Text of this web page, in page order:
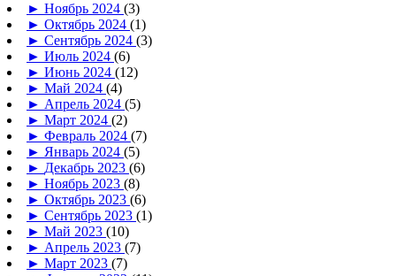
► Ноябрь 2024 (3)
► Октябрь 2024 (1)
► Сентябрь 2024 (3)
► Июль 2024 (6)
► Июнь 2024 (12)
► Май 2024 (4)
► Апрель 2024 (5)
► Март 2024 (2)
► Февраль 2024 (7)
► Январь 2024 (5)
► Декабрь 2023 (6)
► Ноябрь 2023 (8)
► Октябрь 2023 (6)
► Сентябрь 2023 (1)
► Май 2023 (10)
► Апрель 2023 (7)
► Март 2023 (7)